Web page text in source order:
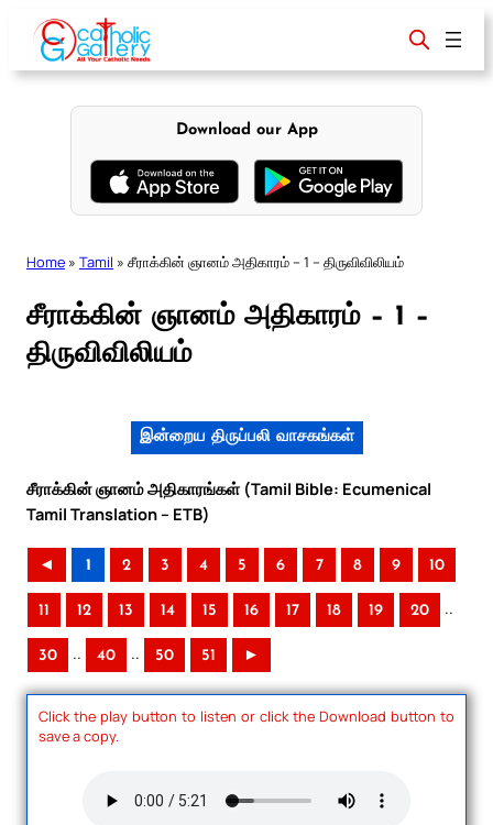
content
Download our App
Home » Tamil » சீராக்கின் ஞானம் அதிகாரம் – 1 – திருவிவிலியம்
சீராக்கின் ஞானம் அதிகாரம் – 1 –
திருவிவிலியம்
இன்றைய திருப்பலி வாசகங்கள்
சீராக்கின் ஞானம் அதிகாரங்கள் (Tamil Bible: Ecumenical
Tamil Translation – ETB)
◄ 1 2 3 4 5 6 7 8 9 10
11 12 13 14 15 16 17 18 19 20 ..
30 .. 40 .. 50 51 ►
Click the play button to listen or click the Download button to
save a copy.